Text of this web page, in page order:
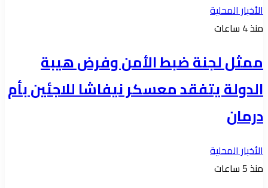
الأخبار المحلية
منذ 4 ساعات
ممثل لجنة ضبط الأمن وفرض هيبة
الدولة يتفقد معسكر نيفاشا للاجئين بأم
درمان
الأخبار المحلية
منذ 5 ساعات